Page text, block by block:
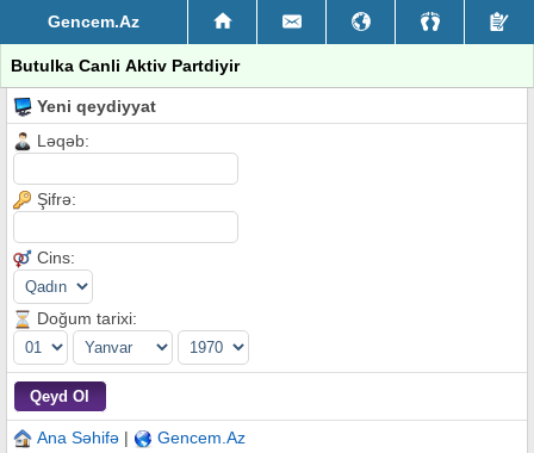
Gencem.Az
Butulka Canli Aktiv Partdiyir
Yeni qeydiyyat
Ləqəb:
Şifrə:
Cins:
Doğum tarixi:
Ana Səhifə |
Gencem.Az